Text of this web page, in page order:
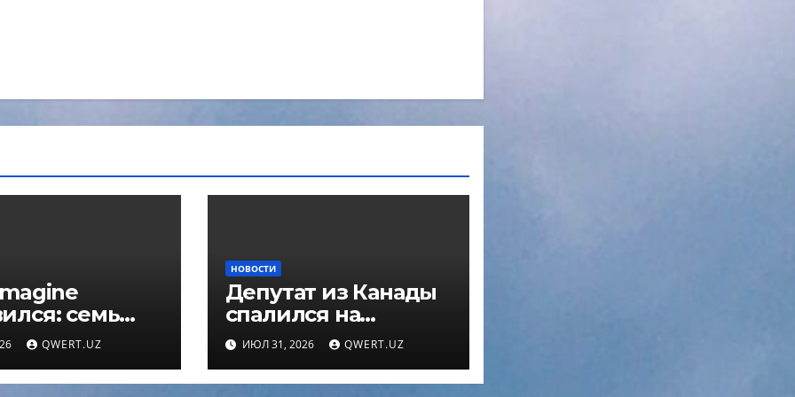
семь
для
QWERT.UZ
НОВОСТИ
Депутат из Канады
спалился на
использовании
нейросети прямо
на заседании
ИЮЛ 31, 2026 QWERT.UZ